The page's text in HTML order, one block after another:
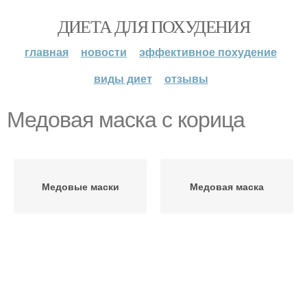
ДИЕТА ДЛЯ ПОХУДЕНИЯ
главная новости
эффективное похудение
виды диет
отзывы
Медовая маска с корица
Медовые маски Медовая маска